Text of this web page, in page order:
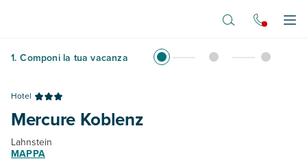
1. Componi la tua vacanza
Hotel
Mercure Koblenz
Lahnstein
MAPPA